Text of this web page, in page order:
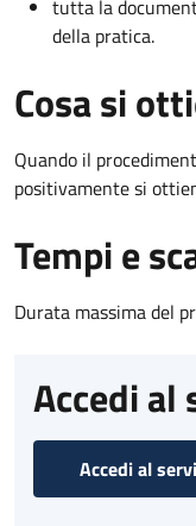
tutta la
della pratica.
Cosa si
Quando il
positivamente si
Tempi e
Durata massima del
Accedi al
Accedi al